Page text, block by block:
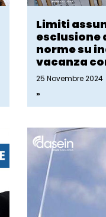
Limiti
esclusione
norme su
vacanza
25 Novembre 2024
»